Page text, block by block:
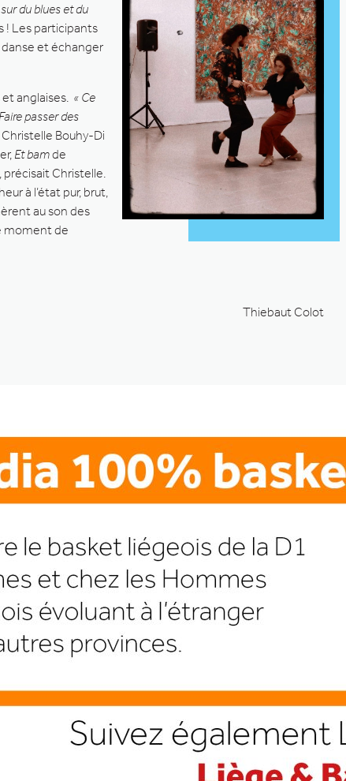
du blues et du
! Les participants
danse et échanger
anglaises. « Ce
passer des
Bouhy-Di
Et bamde
, précisait Christelle.
à l’état pur, brut,
au son des
moment de
Thiebaut Colot